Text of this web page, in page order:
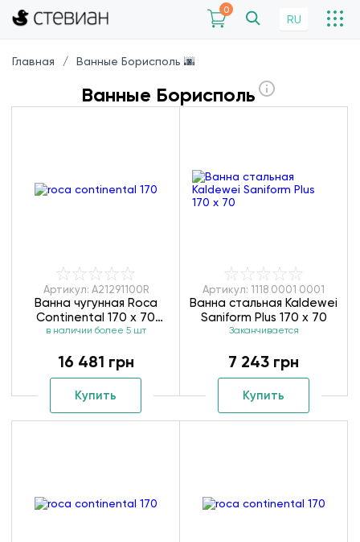
0
RU
Главная Ванные Борисполь 🌆
Ванные Борисполь
Артикул: A21291100R
Ванна чугунная Roca
Continental 170 x 70
A21291100R
в наличии более 5 шт
16 481 грн
Купить
Артикул: 1118 0001 0001
Ванна стальная Kaldewei
Saniform Plus 170 х 70
Заканчивается
7 243 грн
Купить